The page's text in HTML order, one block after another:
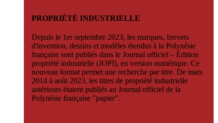
PROPRIÉTÉ INDUSTRIELLE
Depuis le 1er septembre 2023, les marques, brevets
d'invention, dessins et modèles étendus à la Polynésie
française sont publiés dans le Journal officiel – Édition
propriété industrielle (JOPI), en version numérique. Ce
nouveau format permet une recherche par titre. De mars
2014 à août 2023, les titres de propriété industrielle
antérieurs étaient publiés au Journal officiel de la
Polynésie française "papier".